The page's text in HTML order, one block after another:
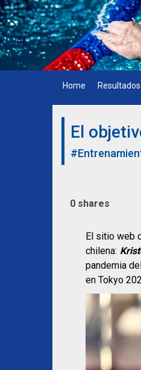
Skip
to
content
Home
El
0 shares
El sitio web
chilena:
pandemia
en Tokyo